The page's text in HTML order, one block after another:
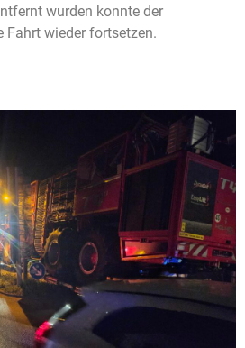
wurden konnte der
Fahrt wieder fortsetzen.